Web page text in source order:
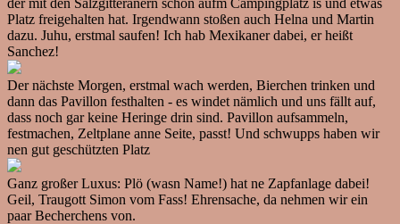
Platz freigehalten hat. Irgendwann stoßen auch Helna und Martin
dazu. Juhu, erstmal saufen! Ich hab Mexikaner dabei, er heißt
Sanchez!
Der nächste Morgen, erstmal wach werden, Bierchen trinken und
dann das Pavillon festhalten - es windet nämlich und uns fällt auf,
dass noch gar keine Heringe drin sind. Pavillon aufsammeln,
festmachen, Zeltplane anne Seite, passt! Und schwupps haben wir
nen gut geschützten Platz
Ganz großer Luxus: Plö (wasn Name!) hat ne Zapfanlage dabei!
Geil, Traugott Simon vom Fass! Ehrensache, da nehmen wir ein
paar Becherchens von.